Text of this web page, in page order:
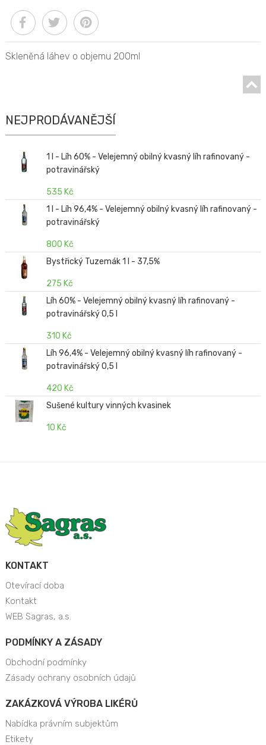
Skleněná láhev o objemu 200ml
NEJPRODÁVANĚJŠÍ
1 l - Líh 60% - Velejemný obilný kvasný líh rafinovaný -
potravinářský
535 Kč
1 l - Líh 96,4% - Velejemný obilný kvasný líh rafinovaný -
potravinářský
800 Kč
Bystřický Tuzemák 1 l - 37,5%
275 Kč
Líh 60% - Velejemný obilný kvasný líh rafinovaný -
potravinářský 0,5 l
310 Kč
Líh 96,4% - Velejemný obilný kvasný líh rafinovaný -
potravinářský 0,5 l
420 Kč
Sušené kultury vinných kvasinek
10 Kč
KONTAKT
Otevírací doba
Kontakt
WEB Sagras, a.s.
PODMÍNKY A ZÁSADY
Obchodní podmínky
Zásady ochrany osobních údajů
ZAKÁZKOVÁ VÝROBA LIKÉRŮ
Nabídka právním subjektům
Etikety